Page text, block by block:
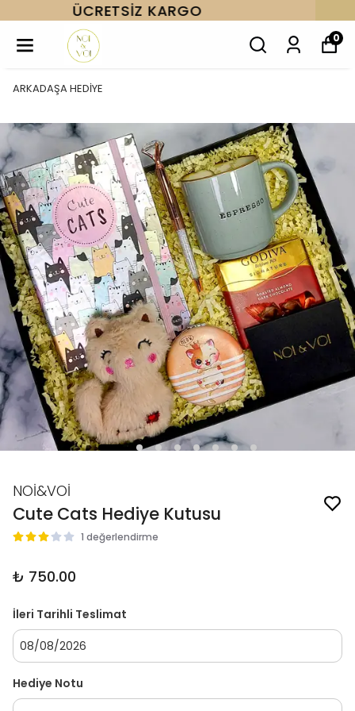
AYNI GÜN KARGO
0
ARKADAŞA HEDİYE
NOİ&VOİ
Cute Cats Hediye Kutusu
1 değerlendirme
₺ 750.00
İleri Tarihli Teslimat
Hediye Notu